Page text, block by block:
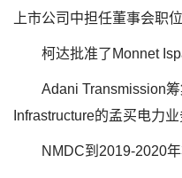
上市公司中担任董事会职
柯达批准了Monnet
Adani Transmission
Infrastructure的孟买电力
NMDC到2019-2020